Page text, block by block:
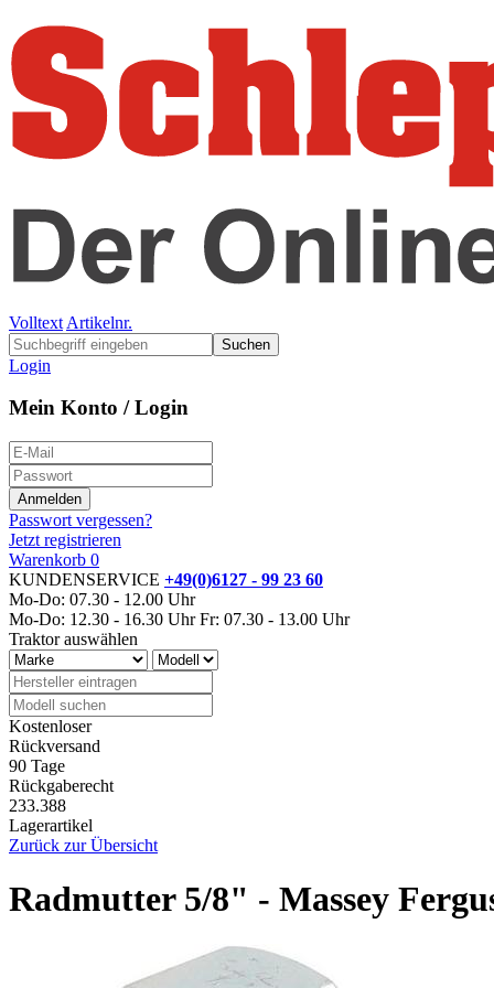
Volltext Artikelnr.
Suchen
Login
Mein Konto / Login
Passwort vergessen?
Jetzt registrieren
Warenkorb 0
KUNDENSERVICE +49(0)6127 - 99 23 60
Mo-Do: 07.30 - 12.00 Uhr
Mo-Do: 12.30 - 16.30 Uhr Fr: 07.30 - 13.00 Uhr
Traktor auswählen
Kostenloser
Rückversand
90 Tage
Rückgaberecht
233.388
Lagerartikel
Zurück zur Übersicht
Radmutter 5/8" - Massey